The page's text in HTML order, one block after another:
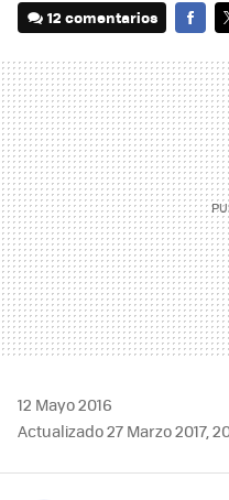
12 comentarios
12 Mayo 2016
Actualizado 27 Marzo 2017,